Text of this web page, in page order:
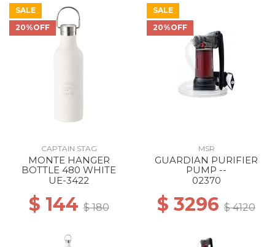
SALE
20%OFF
CAPTAIN STAG
MONTE HANGER
BOTTLE 480 WHITE
UE-3422
$ 144$ 180
SALE
20%OFF
MSR
GUARDIAN PURIFIER
PUMP --
02370
$ 3296 $ 4120